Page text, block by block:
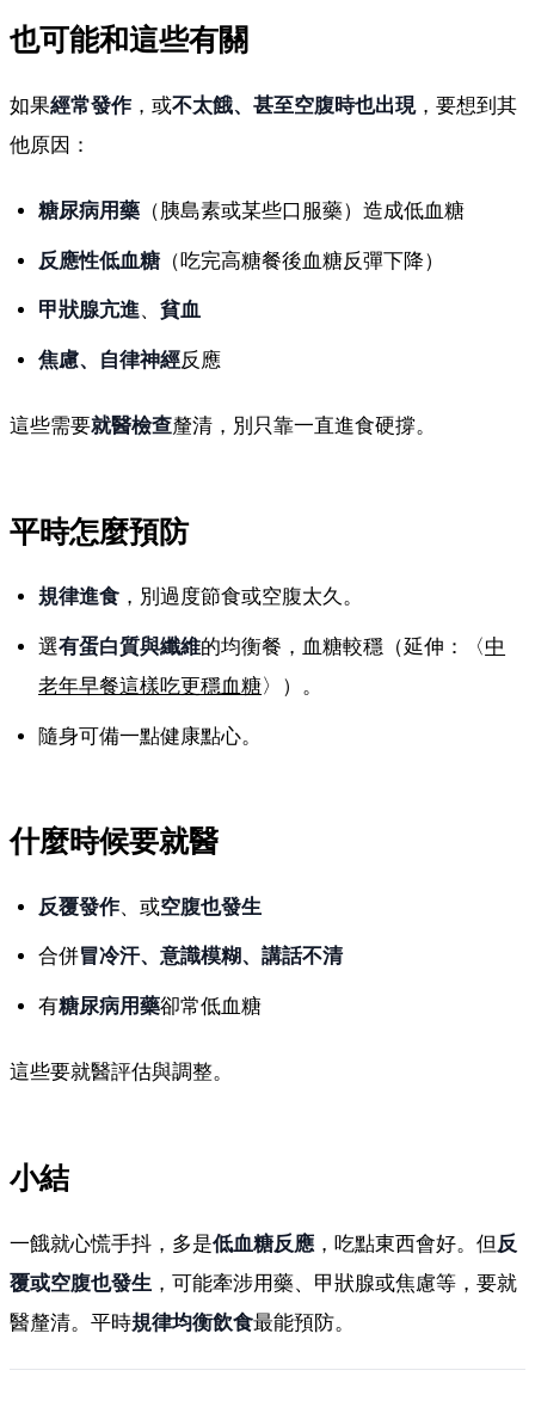
也可能和這些有關
如果經常發作，或不太餓、甚至空腹時也出現，要想到其
他原因：
糖尿病用藥 （胰島素或某些口服藥）造成低血糖
反應性低血糖（吃完高糖餐後血糖反彈下降）
甲狀腺亢進、貧血
焦慮、自律神經反應
這些需要就醫檢查釐清，別只靠一直進食硬撐。
平時怎麼預防
規律進食 ，別過度節食或空腹太久。
選有蛋白質與纖維的均衡餐，血糖較穩（延伸：〈中
老年早餐這樣吃更穩血糖〉）。
隨身可備一點健康點心。
什麼時候要就醫
反覆發作、或空腹也發生
合併冒冷汗、意識模糊、講話不清
有糖尿病用藥卻常低血糖
這些要就醫評估與調整。
小結
一餓就心慌手抖，多是低血糖反應 ，吃點東西會好。但 反
覆或空腹也發生 ，可能牽涉用藥、甲狀腺或焦慮等，要就
醫釐清。平時規律均衡飲食最能預防。